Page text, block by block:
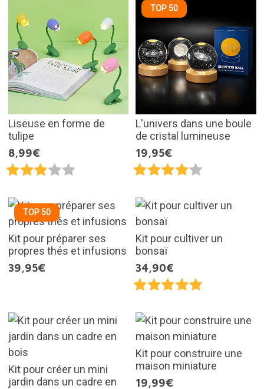
Liseuse en forme de
tulipe
8,99€
TOP 50
L'univers dans une boule
de cristal lumineuse
19,95€
TOP 50
Kit pour préparer ses
propres thés et infusions
39,95€
Kit pour cultiver un
bonsaï
34,90€
Kit pour créer un mini
jardin dans un cadre en
Kit pour construire une
maison miniature
19,99€